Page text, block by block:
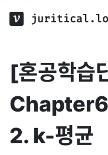
[혼공학습
2. k-평균